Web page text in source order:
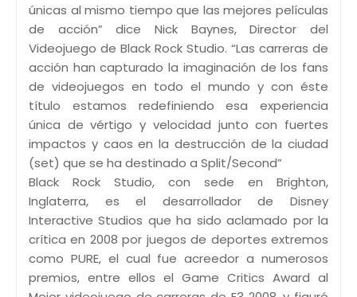
únicas al mismo tiempo que las mejores películas
de acción” dice Nick Baynes, Director del
Videojuego de Black Rock Studio. “Las carreras de
acción han capturado la imaginación de los fans
de videojuegos en todo el mundo y con éste
título estamos redefiniendo esa experiencia
única de vértigo y velocidad junto con fuertes
impactos y caos en la destrucción de la ciudad
(set) que se ha destinado a Split/Second”
Black Rock Studio, con sede en Brighton,
Inglaterra, es el desarrollador de Disney
Interactive Studios que ha sido aclamado por la
crítica en 2008 por juegos de deportes extremos
como PURE, el cual fue acreedor a numerosos
premios, entre ellos el Game Critics Award al